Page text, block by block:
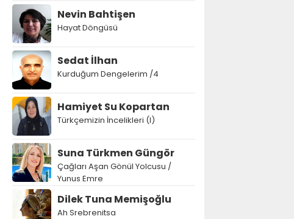
Nevin Bahtişen
Hayat Döngüsü
Sedat İlhan
Kurduğum Dengelerim /4
Hamiyet Su Kopartan
Türkçemizin İncelikleri (I)
Suna Türkmen Güngör
Çağları Aşan Gönül Yolcusu /
Yunus Emre
Dilek Tuna Memişoğlu
Ah Srebrenitsa